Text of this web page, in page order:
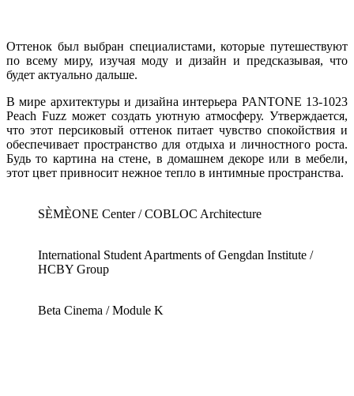
Оттенок был выбран специалистами, которые путешествуют
по всему миру, изучая моду и дизайн и предсказывая, что
будет актуально дальше.
В мире архитектуры и дизайна интерьера PANTONE 13-1023
Peach Fuzz может создать уютную атмосферу. Утверждается,
что этот персиковый оттенок питает чувство спокойствия и
обеспечивает пространство для отдыха и личностного роста.
Будь то картина на стене, в домашнем декоре или в мебели,
этот цвет привносит нежное тепло в интимные пространства.
SÈMÈONE Center / COBLOC Architecture
International Student Apartments of Gengdan Institute /
HCBY Group
Beta Cinema / Module K